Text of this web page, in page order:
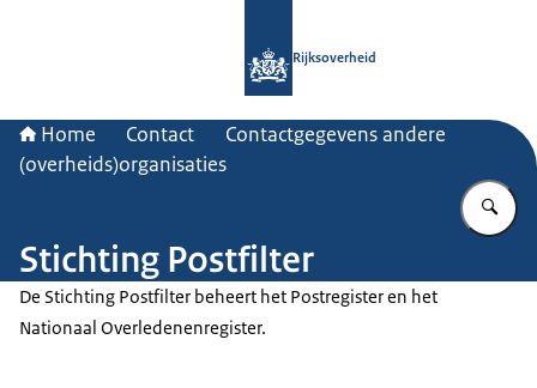
Rijksoverheid
Home Contact
Contactgegevens andere
(overheids)organisaties
Stichting Postfilter
De Stichting Postfilter beheert het Postregister en het
Nationaal Overledenenregister.